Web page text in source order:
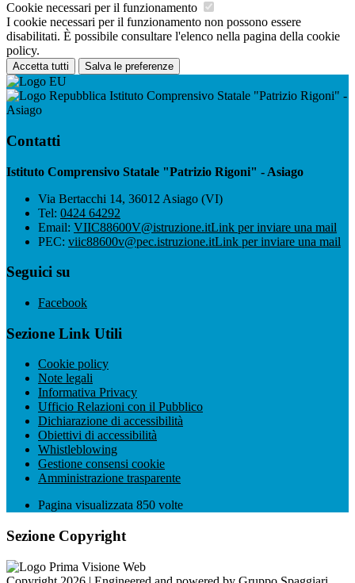
Cookie necessari per il funzionamento
I cookie necessari per il funzionamento non possono essere
disabilitati. È possibile consultare l'elenco nella pagina della cookie
policy.
Accetta tutti Salva le preferenze
Istituto Comprensivo Statale "Patrizio Rigoni" -
Asiago
Contatti
Istituto Comprensivo Statale "Patrizio Rigoni" - Asiago
Via Bertacchi 14, 36012 Asiago (VI)
Tel: 0424 64292
Email: VIIC88600V@istruzione.itLink per inviare una mail
PEC: viic88600v@pec.istruzione.itLink per inviare una mail
Seguici su
Facebook
Sezione Link Utili
Cookie policy
Note legali
Informativa Privacy
Ufficio Relazioni con il Pubblico
Dichiarazione di accessibilità
Obiettivi di accessibilità
Whistleblowing
Gestione consensi cookie
Amministrazione trasparente
Pagina visualizzata 850 volte
Sezione Copyright